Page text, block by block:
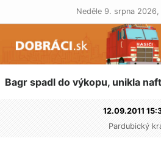
Neděle 9. srpna 2026,
Bagr spadl do výkopu, unikla
12.09.2011
Pardubický